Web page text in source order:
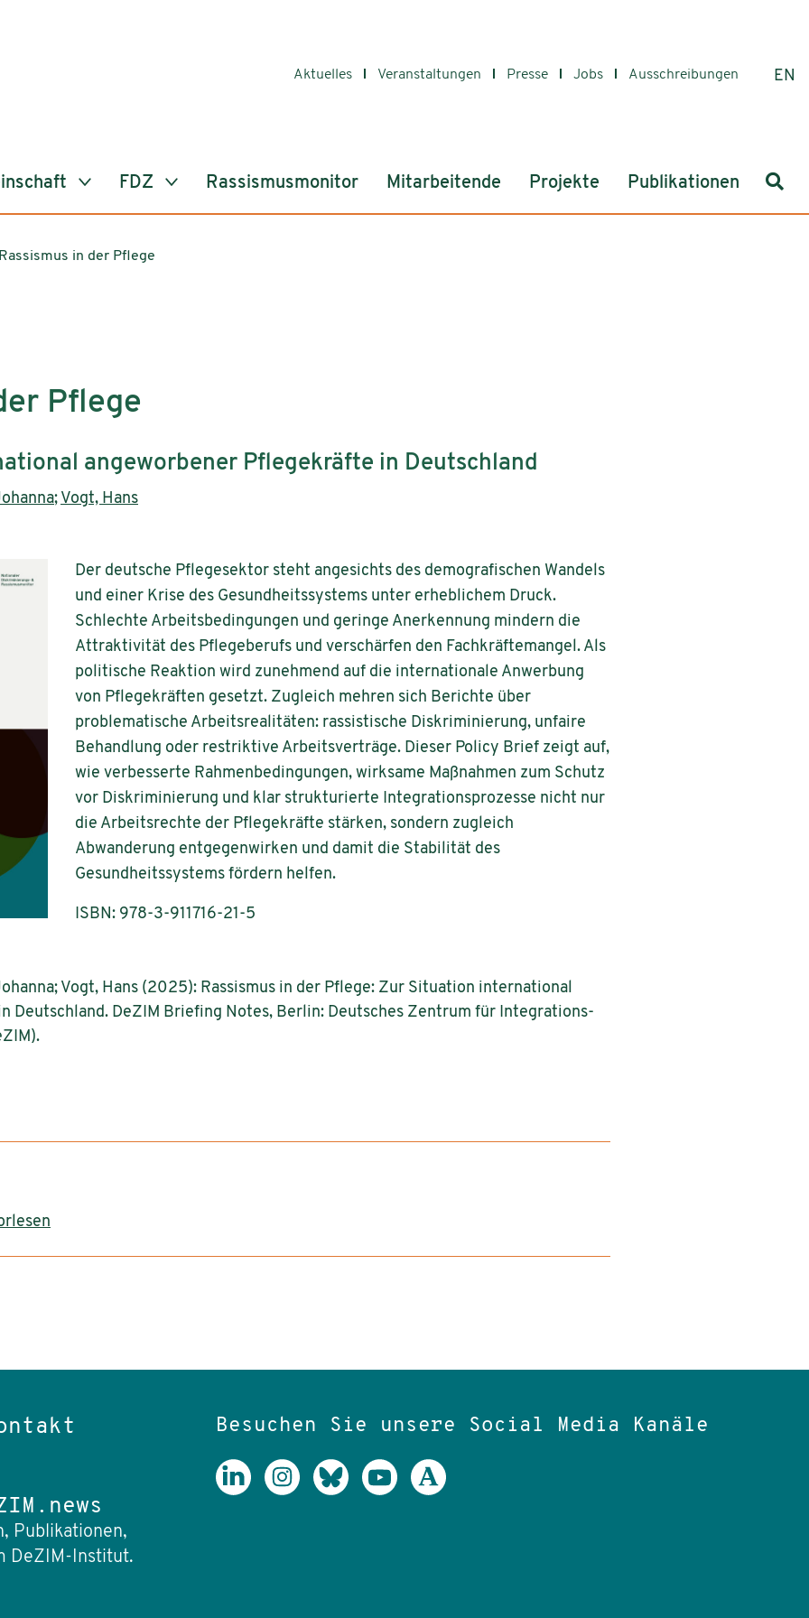
Aktuelles Veranstaltungen Presse Jobs Ausschreibungen EN
FDZ Rassismusmonitor Mitarbeitende Projekte Publikationen
Rassismus in der Pflege
Pflege
angeworbener Pflegekräfte in Deutschland
; Vogt, Hans
Der deutsche Pflegesektor steht angesichts des demografischen Wandels
und einer Krise des Gesundheitssystems unter erheblichem Druck.
Schlechte Arbeitsbedingungen und geringe Anerkennung mindern die
Attraktivität des Pflegeberufs und verschärfen den Fachkräftemangel. Als
politische Reaktion wird zunehmend auf die internationale Anwerbung
von Pflegekräften gesetzt. Zugleich mehren sich Berichte über
problematische Arbeitsrealitäten: rassistische Diskriminierung, unfaire
Behandlung oder restriktive Arbeitsverträge. Dieser Policy Brief zeigt auf,
wie verbesserte Rahmenbedingungen, wirksame Maßnahmen zum Schutz
vor Diskriminierung und klar strukturierte Integrationsprozesse nicht nur
die Arbeitsrechte der Pflegekräfte stärken, sondern zugleich
Abwanderung entgegenwirken und damit die Stabilität des
Gesundheitssystems fördern helfen.
ISBN: 978-3-911716-21-5
Vogt, Hans (2025): Rassismus in der Pflege: Zur Situation international
Deutschland. DeZIM Briefing Notes, Berlin: Deutsches Zentrum für Integrations-
Publikationen,
DeZIM-Institut.
Besuchen Sie unsere Social Media Kanäle